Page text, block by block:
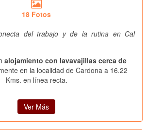
18 Fotos
del trabajo y de la rutina en Cal
alojamiento con lavavajillas cerca de
en la localidad de Cardona a 16.22
Kms. en línea recta.
Ver Más